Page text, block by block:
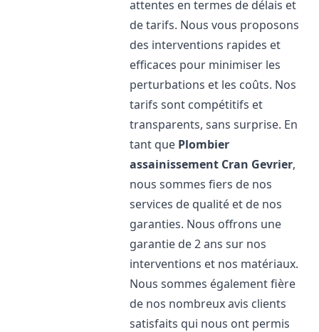
attentes en termes de délais et
de tarifs. Nous vous proposons
des interventions rapides et
efficaces pour minimiser les
perturbations et les coûts. Nos
tarifs sont compétitifs et
transparents, sans surprise. En
tant que Plombier
assainissement Cran Gevrier,
nous sommes fiers de nos
services de qualité et de nos
garanties. Nous offrons une
garantie de 2 ans sur nos
interventions et nos matériaux.
Nous sommes également fière
de nos nombreux avis clients
satisfaits qui nous ont permis